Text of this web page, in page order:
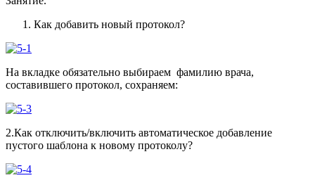
Как добавить новый протокол?
На вкладке обязательно выбираем фамилию врача,
составившего протокол, сохраняем:
2.Как отключить/включить автоматическое добавление
пустого шаблона к новому протоколу?